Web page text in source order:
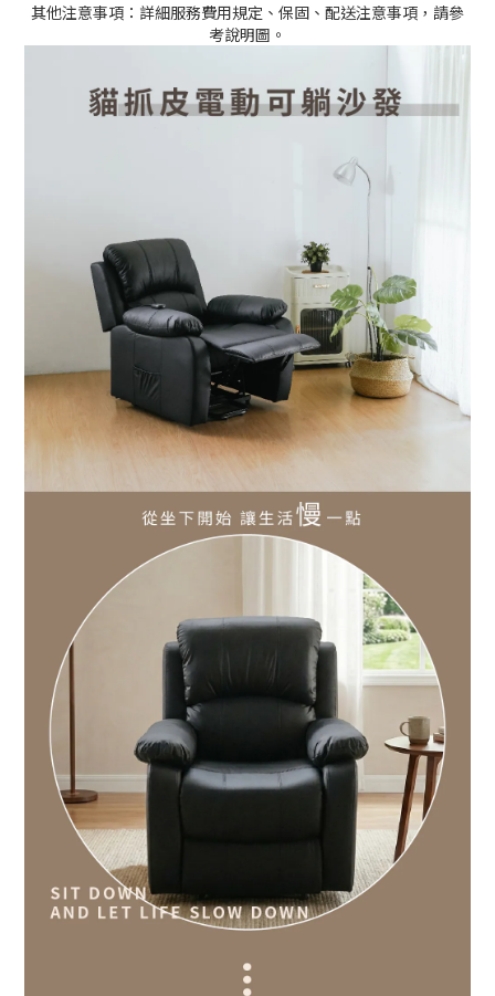
其他注意事項：詳細服務費用規定、保固、配送注意事項，請參
考說明圖。